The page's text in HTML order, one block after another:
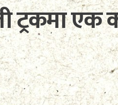
ट्रकमा